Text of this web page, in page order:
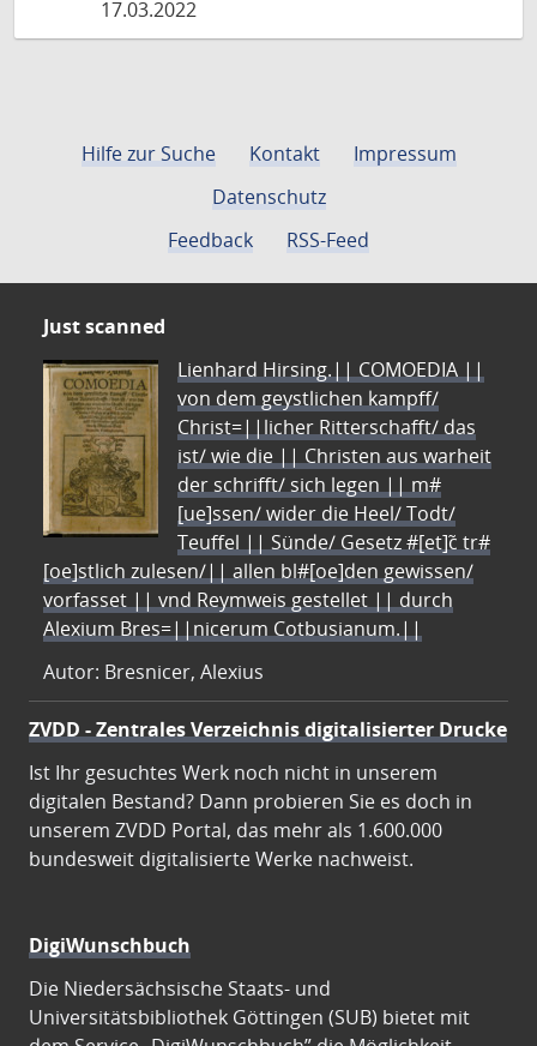
17.03.2022
Hilfe zur Suche Kontakt
Impressum
Datenschutz
Feedback
RSS-Feed
Just scanned
Lienhard Hirsing.|| COMOEDIA ||
von dem geystlichen kampff/
Christ=||licher Ritterschafft/ das
ist/ wie die || Christen aus warheit
der schrifft/ sich legen || m#
[ue]ssen/ wider die Heel/ Todt/
Teuffel || Sünde/ Gesetz #[et]c̃ tr#
[oe]stlich zulesen/|| allen bl#[oe]den gewissen/
vorfasset || vnd Reymweis gestellet || durch
Alexium Bres=||nicerum Cotbusianum.||
Autor: Bresnicer, Alexius
ZVDD - Zentrales Verzeichnis digitalisierter Drucke
Ist Ihr gesuchtes Werk noch nicht in unserem
digitalen Bestand? Dann probieren Sie es doch in
unserem ZVDD Portal, das mehr als 1.600.000
bundesweit digitalisierte Werke nachweist.
DigiWunschbuch
Die Niedersächsische Staats- und
Universitätsbibliothek Göttingen (SUB) bietet mit